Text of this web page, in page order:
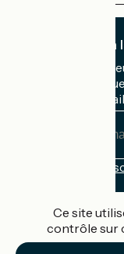
Je m'abonne
Recevez le
boîte mail
Mon adresse mail
Conditions
Ce site
contrôle sur